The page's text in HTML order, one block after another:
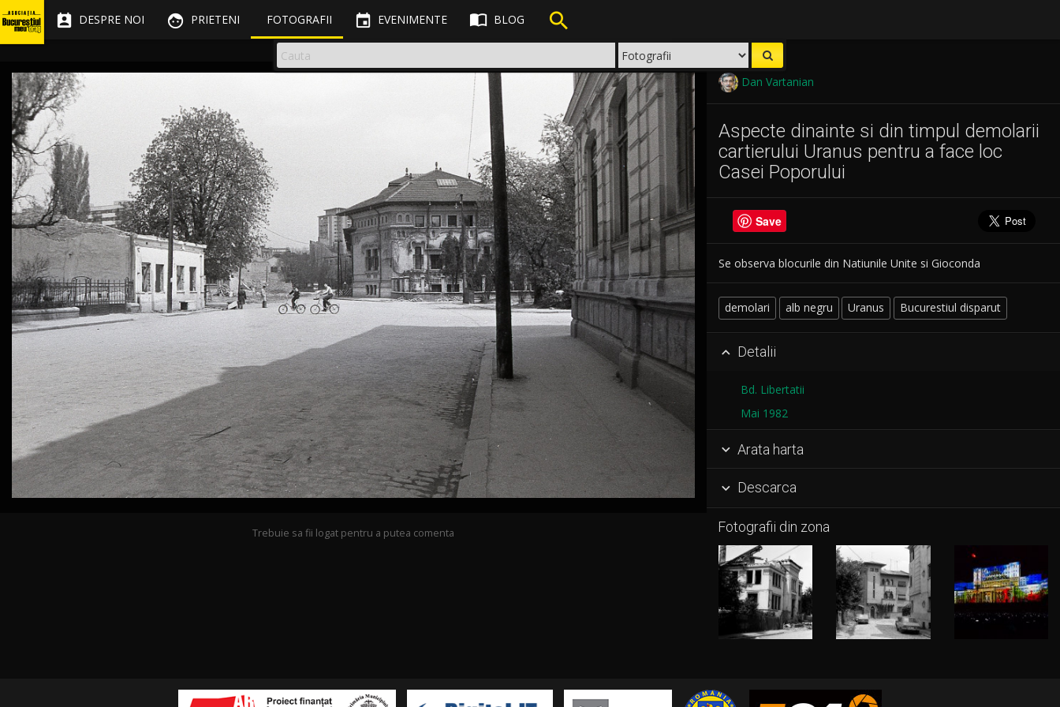
 DESPRE NOI  PRIETENI FOTOGRAFII  EVENIMENTE  BLOG 
Dan Vartanian
Aspecte dinainte si din timpul demolarii
cartierului Uranus pentru a face loc
Casei Poporului
Save
Se observa blocurile din Natiunile Unite si Gioconda
demolari alb negru Uranus Bucurestiul disparut
 Detalii
Bd. Libertatii
Mai 1982
 Arata harta
 Descarca
Fotografii din zona
Trebuie sa fii logat pentru a putea comenta